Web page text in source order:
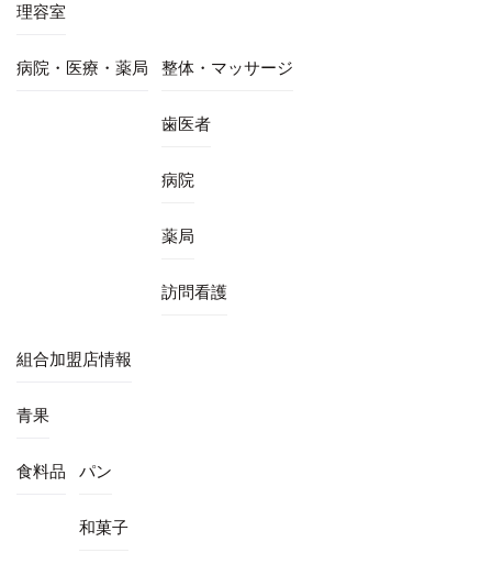
理容室
病院・医療・薬局 整体・マッサージ
歯医者
病院
薬局
訪問看護
組合加盟店情報
青果
食料品 パン
和菓子